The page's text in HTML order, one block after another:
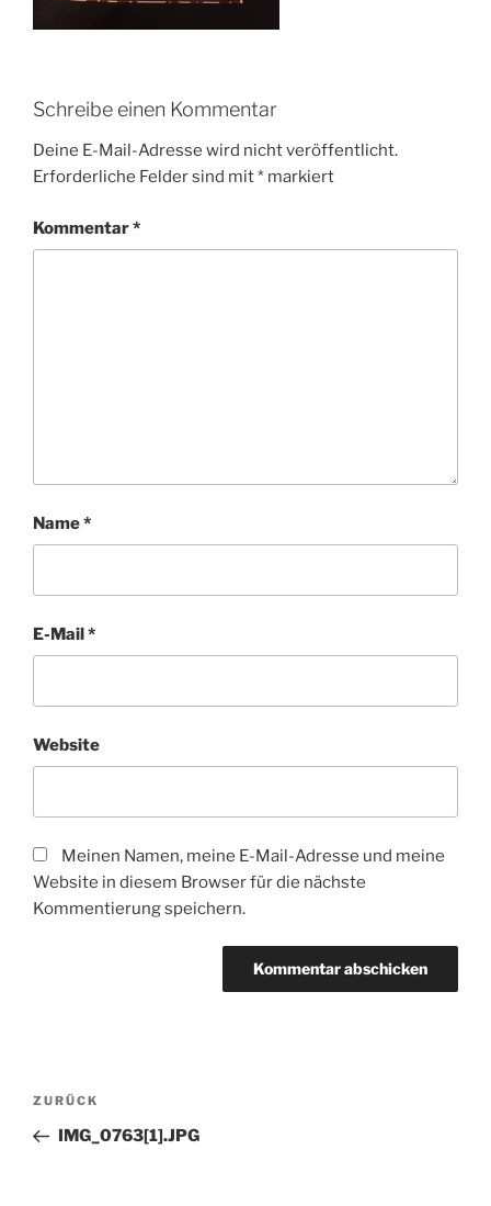
Schreibe einen Kommentar
Deine E-Mail-Adresse wird nicht veröffentlicht.
Erforderliche Felder sind mit* markiert
Kommentar*
Name*
E-Mail*
Website
Meinen Namen, meine E-Mail-Adresse und meine
Website in diesem Browser für die nächste
Kommentierung speichern.
Beitrags-
Vorheriger
Beitrag
ZURÜCK
IMG_0763[1].JPG